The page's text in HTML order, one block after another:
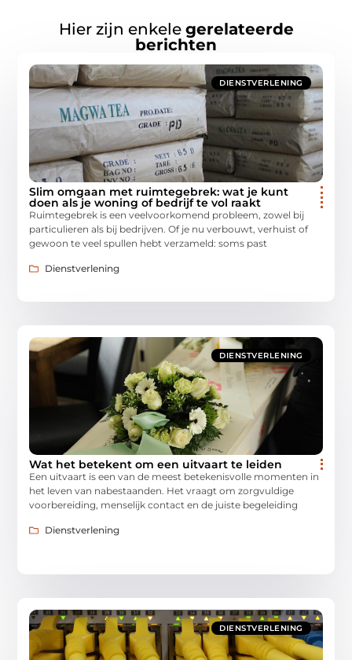
Hier zijn enkele gerelateerde
berichten
DIENSTVERLENING
Slim omgaan met ruimtegebrek: wat je kunt
doen als je woning of bedrijf te vol raakt
Ruimtegebrek is een veelvoorkomend probleem, zowel bij
particulieren als bij bedrijven. Of je nu verbouwt, verhuist of
gewoon te veel spullen hebt verzameld: soms past
Dienstverlening
DIENSTVERLENING
Wat het betekent om een uitvaart te leiden
Een uitvaart is een van de meest betekenisvolle momenten in
het leven van nabestaanden. Het vraagt om zorgvuldige
voorbereiding, menselijk contact en de juiste begeleiding
Dienstverlening
DIENSTVERLENING